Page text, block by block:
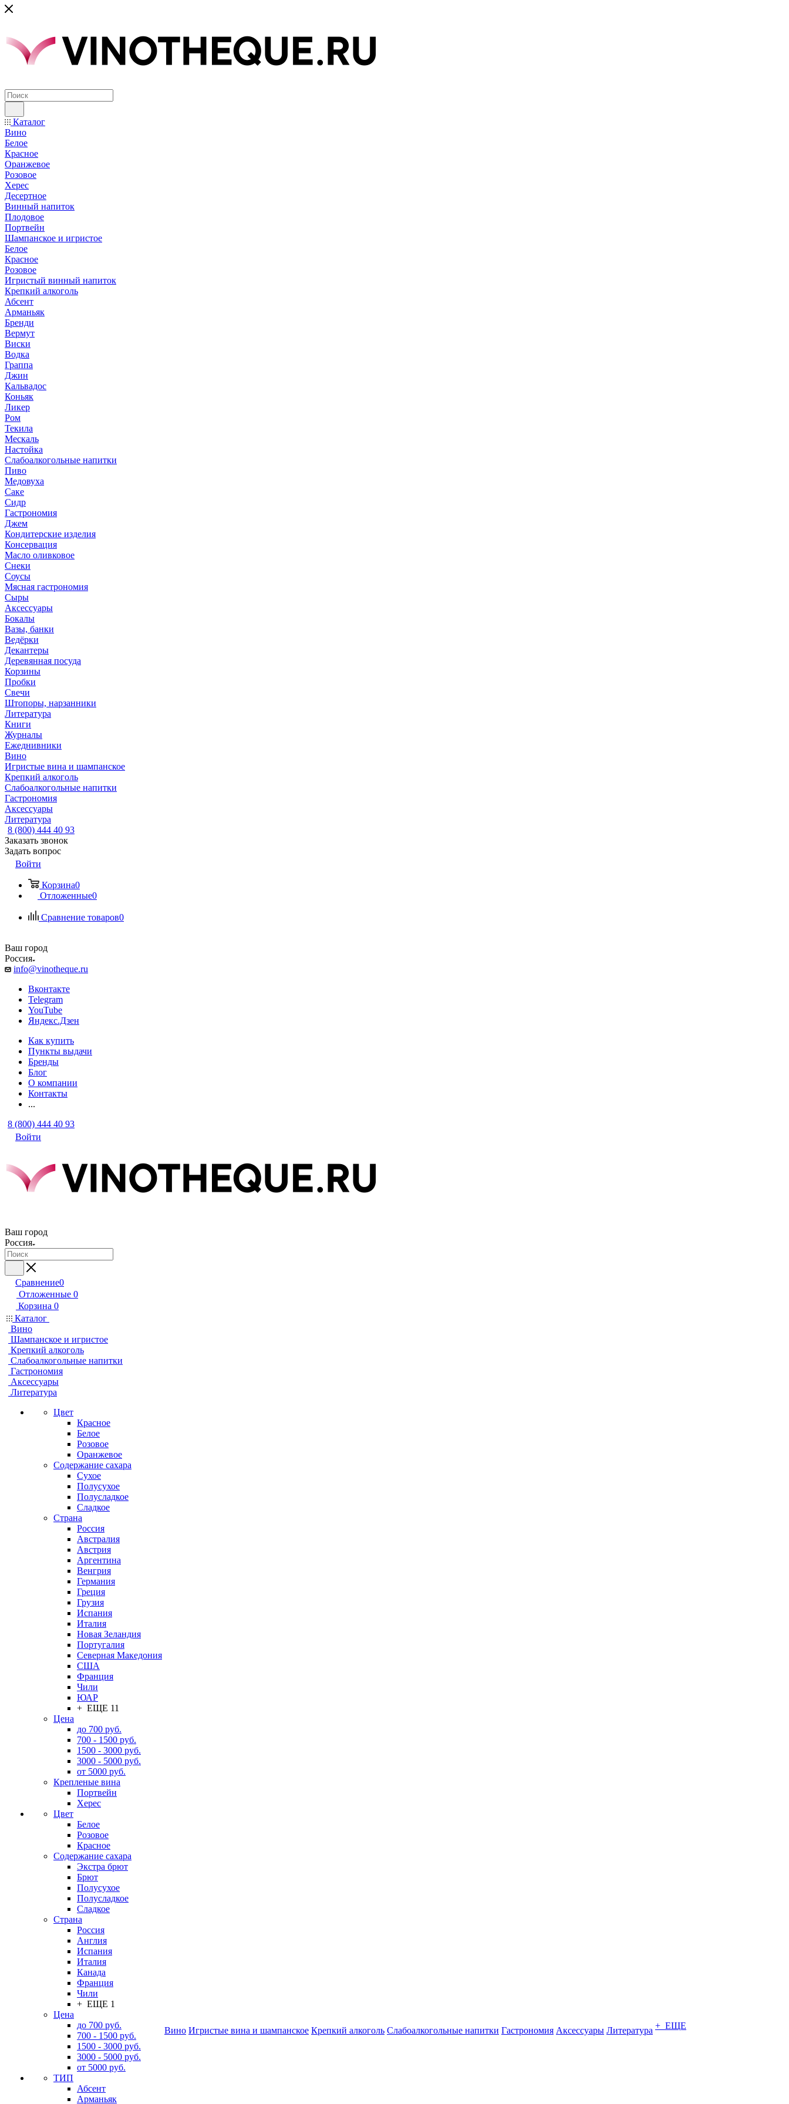
Каталог
Вино
Белое
Красное
Оранжевое
Розовое
Херес
Десертное
Винный напиток
Плодовое
Портвейн
Шампанское и игристое
Белое
Красное
Розовое
Игристый винный напиток
Крепкий алкоголь
Абсент
Арманьяк
Бренди
Вермут
Виски
Водка
Граппа
Джин
Кальвадос
Коньяк
Ликер
Ром
Текила
Мескаль
Настойка
Слабоалкогольные напитки
Пиво
Медовуха
Саке
Сидр
Гастрономия
Джем
Кондитерские изделия
Консервация
Масло оливковое
Снеки
Соусы
Мясная гастрономия
Сыры
Аксессуары
Бокалы
Вазы, банки
Ведёрки
Декантеры
Деревянная посуда
Корзины
Пробки
Свечи
Штопоры, нарзанники
Литература
Книги
Журналы
Ежеднивники
Вино
Игристые вина и шампанское
Крепкий алкоголь
Слабоалкогольные напитки
Гастрономия
Аксессуары
Литература
8 (800) 444 40 93
Заказать звонок
Задать вопрос
Войти
Корзина0
Отложенные0
Сравнение товаров0
Ваш город
Россия
info@vinotheque.ru
Вконтакте
Telegram
YouTube
Яндекс.Дзен
Как купить
Пункты выдачи
Бренды
Блог
О компании
Контакты
...
8 (800) 444 40 93
Войти
Ваш город
Россия
Сравнение0
Отложенные 0
Корзина 0
Каталог
Вино
Шампанское и игристое
Крепкий алкоголь
Слабоалкогольные напитки
Гастрономия
Аксессуары
Литература
Цвет
Красное
Белое
Розовое
Оранжевое
Содержание сахара
Сухое
Полусухое
Полусладкое
Сладкое
Страна
Россия
Австралия
Австрия
Аргентина
Венгрия
Германия
Греция
Грузия
Испания
Италия
Новая Зеландия
Португалия
Северная Македония
США
Франция
Чили
ЮАР
+ ЕЩЕ 11
Цена
до 700 руб.
700 - 1500 руб.
1500 - 3000 руб.
3000 - 5000 руб.
от 5000 руб.
Крепленые вина
Портвейн
Херес
Цвет
Белое
Розовое
Красное
Содержание сахара
Экстра брют
Брют
Полусухое
Полусладкое
Сладкое
Страна
Россия
Англия
Испания
Италия
Канада
Франция
Чили
+ ЕЩЕ 1
Цена
до 700 руб.
700 - 1500 руб.
1500 - 3000 руб.
3000 - 5000 руб.
от 5000 руб.
ТИП
Абсент
Арманьяк
Вино Игристые вина и шампанское Крепкий алкоголь Слабоалкогольные напитки Гастрономия Аксессуары Литература + ЕЩЕ